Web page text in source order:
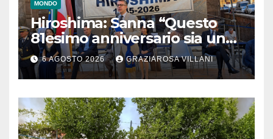
MONDO
Hiroshima: Sanna “Questo
81esimo anniversario sia un
monito per tutti”
6 AGOSTO 2026 GRAZIAROSA VILLANI